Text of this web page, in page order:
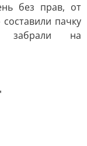
без прав, от
пачку
забрали на